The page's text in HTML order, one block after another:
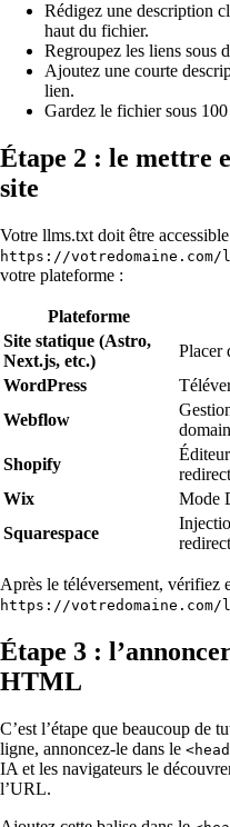
Rédigez une description
haut du fichier.
Regroupez les liens sous
Ajoutez une courte
lien.
Gardez le fichier sous
Étape 2 : le mettre
site
Votre llms.txt doit être
https://
votre plateforme :
Plateforme
Site statique (Astro,
Next.js, etc.)
Placer
WordPress
Webflow
Shopify
Wix
Mode
Squarespace
Après le téléversement, vérifiez
https://
Étape 3 :
HTML
C’est l’étape que beaucoup de
ligne, annoncez-le dans le
IA et les navigateurs le
l’URL.